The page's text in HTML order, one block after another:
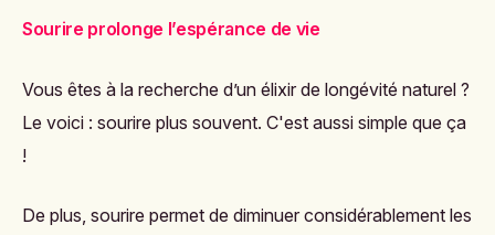
Sourire prolonge l’espérance de vie
Vous êtes à la recherche d’un élixir de longévité naturel ?
Le voici : sourire plus souvent. C'est aussi simple que ça
!
De plus, sourire permet de diminuer considérablement les